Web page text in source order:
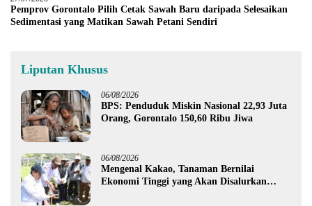
Pemprov Gorontalo Pilih Cetak Sawah Baru daripada Selesaikan
Sedimentasi yang Matikan Sawah Petani Sendiri
Liputan Khusus
06/08/2026
BPS: Penduduk Miskin Nasional 22,93 Juta
Orang, Gorontalo 150,60 Ribu Jiwa
06/08/2026
Mengenal Kakao, Tanaman Bernilai
Ekonomi Tinggi yang Akan Disalurkan